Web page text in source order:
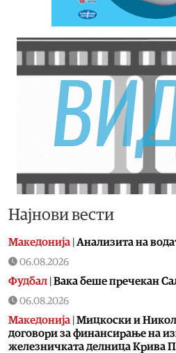
Најнови вести
Македонија Aнализита на
06.08.2026
Фудбал Вака беше пречекан
06.08.2026
Македонија Мицкоски и
договори за финансирање на
железничката делница Крива